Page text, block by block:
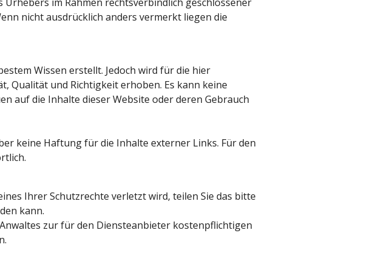
nicht ausdrücklich anders vermerkt liegen die
Wissen erstellt. Jedoch wird für die hier
Qualität und Richtigkeit erhoben. Es kann keine
auf die Inhalte dieser Website oder deren Gebrauch
keine Haftung für die Inhalte externer Links. Für den
Ihrer Schutzrechte verletzt wird, teilen Sie das bitte
kann.
zur für den Diensteanbieter kostenpflichtigen